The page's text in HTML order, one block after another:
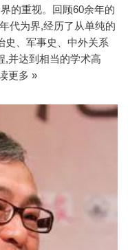
的重视。回顾60余年的
代为界,经历了从单纯的
史、军事史、中外关系
,并达到相当的学术高
更多 »